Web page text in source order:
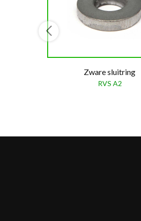
Zware sluitring
RVS A2